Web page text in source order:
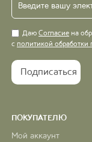
Даю Согласие на
с политикой
ПОКУПАТЕЛЮ
Мой аккаунт